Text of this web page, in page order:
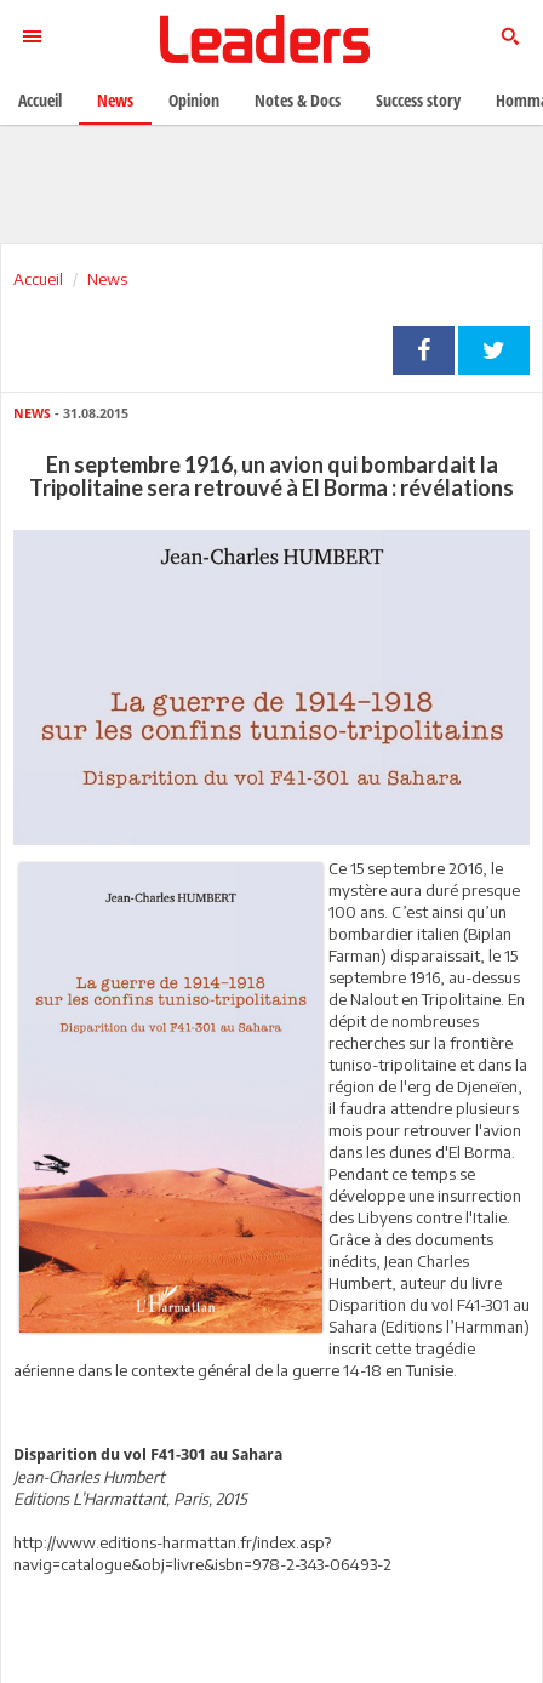
Accueil News
NEWS - 31.08.2015
En septembre 1916, un avion qui bombardait la
Tripolitaine sera retrouvé à El Borma : révélations
Ce 15 septembre 2016, le
mystère aura duré presque
100 ans. C’est ainsi qu’un
bombardier italien (Biplan
Farman) disparaissait, le 15
septembre 1916, au-dessus
de Nalout en Tripolitaine. En
dépit de nombreuses
recherches sur la frontière
tuniso-tripolitaine et dans la
région de l'erg de Djeneïen,
il faudra attendre plusieurs
mois pour retrouver l'avion
dans les dunes d'El Borma.
Pendant ce temps se
développe une insurrection
des Libyens contre l'Italie.
Grâce à des documents
inédits, Jean Charles
Humbert, auteur du livre
Disparition du vol F41-301 au
Sahara (Editions l’Harmman)
inscrit cette tragédie
aérienne dans le contexte général de la guerre 14-18 en Tunisie.
Disparition du vol F41-301 au Sahara
Jean-Charles Humbert
Editions L’Harmattant, Paris, 2015
http://www.editions-harmattan.fr/index.asp?
navig=catalogue&obj=livre&isbn=978-2-343-06493-2
Accueil News Opinion Notes & Docs Success story